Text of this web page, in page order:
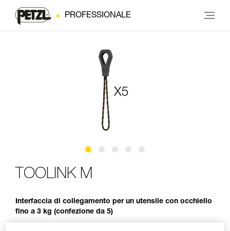
PROFESSIONALE
TOOLINK M
Interfaccia di collegamento per un utensile con occhiello
fino a 3 kg (confezione da 5)